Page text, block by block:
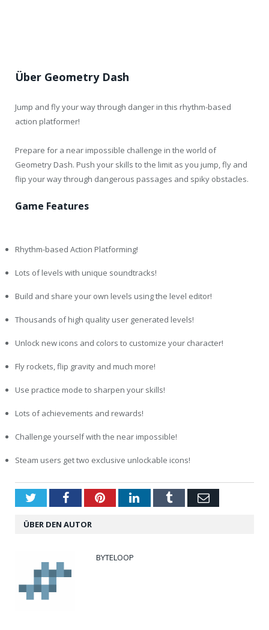
Über Geometry Dash
Jump and fly your way through danger in this rhythm-based
action platformer!
Prepare for a near impossible challenge in the world of
Geometry Dash. Push your skills to the limit as you jump, fly and
flip your way through dangerous passages and spiky obstacles.
Game Features
Rhythm-based Action Platforming!
Lots of levels with unique soundtracks!
Build and share your own levels using the level editor!
Thousands of high quality user generated levels!
Unlock new icons and colors to customize your character!
Fly rockets, flip gravity and much more!
Use practice mode to sharpen your skills!
Lots of achievements and rewards!
Challenge yourself with the near impossible!
Steam users get two exclusive unlockable icons!
TwitterFacebookPinterestLinkedInTumblrEmail
ÜBER DEN AUTOR
BYTELOOP